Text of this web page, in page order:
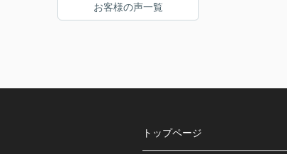
お客様の声一覧
トップページ